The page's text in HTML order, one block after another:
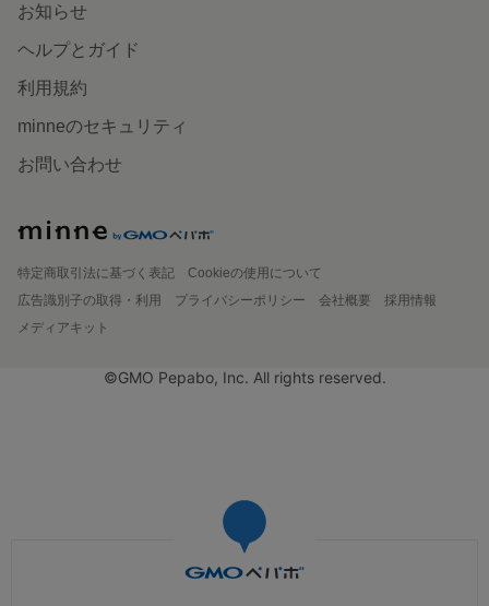
お知らせ
ヘルプとガイド
利用規約
minneのセキュリティ
お問い合わせ
特定商取引法に基づく表記
Cookieの使用について
広告識別子の取得・利用
プライバシーポリシー 会社概要
採用情報
メディアキット
©GMO Pepabo, Inc. All rights reserved.